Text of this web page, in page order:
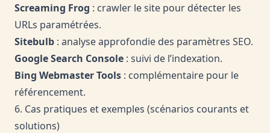
Screaming Frog : crawler le site pour détecter les
URLs paramétrées.
Sitebulb : analyse approfondie des paramètres SEO.
Google Search Console : suivi de l’indexation.
Bing Webmaster Tools : complémentaire pour le
référencement.
6. Cas pratiques et exemples (scénarios courants et
solutions)